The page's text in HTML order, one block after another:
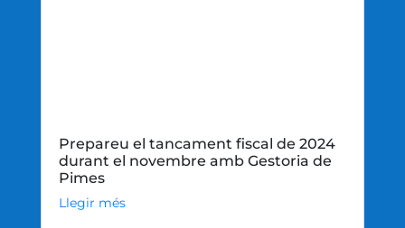
Prepareu el tancament fiscal de 2024
durant el novembre amb Gestoria de
Pimes
Llegir més